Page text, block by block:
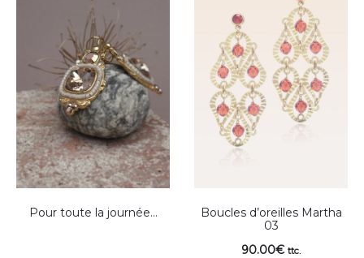
Pour toute la journée…
Boucles d’oreilles Martha
03
90.00€ ttc.